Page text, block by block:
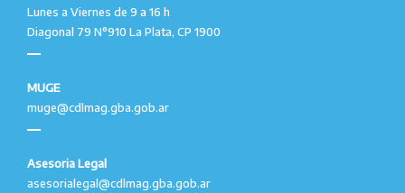
Lunes a Viernes de 9 a 16 h
Diagonal 79 N°910 La Plata, CP 1900
MUGE
muge@cdlmag.gba.gob.ar
Asesoria Legal
asesorialegal@cdlmag.gba.gob.ar